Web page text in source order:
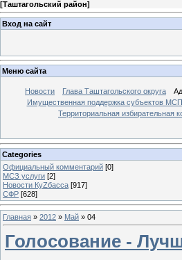
[Таштагольский район]
Вход на сайт
Меню сайта
Новости Глава Таштагольского округа
Имущественная поддержка субъектов
Территориальная избирательная
Categories
Официальный комментарий [0]
МСЗ услуги [2]
Новости КуZбасса [917]
СФР [628]
Главная » 2012 » Май » 04
Голосование -